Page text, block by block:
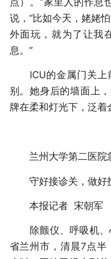
说，“比如今天，姥姥
外面玩，就为了让我
息。”
ICU的金属门关上
别。她身后的墙面上
牌在柔和灯光下，泛着
兰州大学第二医院
守好接诊关，做好
本报记者 宋朝军
除颤仪、呼吸机、
省兰州市，清晨7点